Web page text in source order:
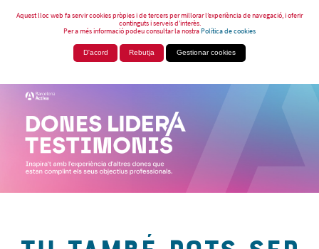
Aquest lloc web fa servir cookies pròpies i de tercers per millorar l’experiència de navegació, i oferir
continguts i serveis d’interès.
Per a més informació podeu consultar la nostraPolítica de cookies
D'acord Rebutja Gestionar cookies